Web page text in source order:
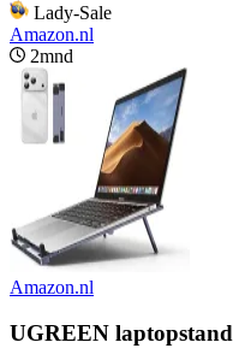
Lady-Sale
Amazon.nl
2mnd
Amazon.nl
UGREEN